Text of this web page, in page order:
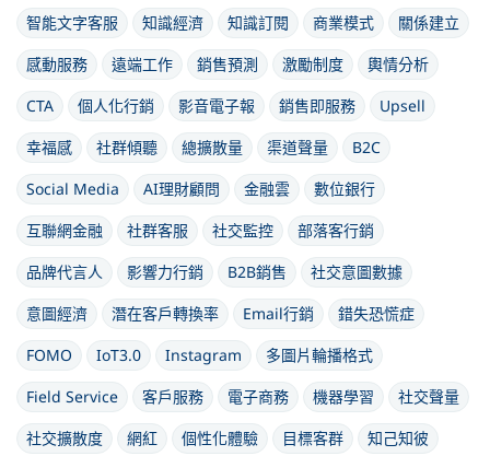
智能文字客服
知識經濟 知識訂閱 商業模式
關係建立
感動服務
遠端工作 銷售預測 激勵制度
輿情分析
CTA
個人化行銷 影音電子報 銷售即服務
Upsell
幸福感
社群傾聽 總擴散量 渠道聲量
B2C
Social Media
AI理財顧問 金融雲
數位銀行
互聯網金融
社群客服 社交監控
部落客行銷
品牌代言人
影響力行銷 B2B銷售
社交意圖數據
意圖經濟
潛在客戶轉換率 Email行銷
錯失恐慌症
FOMO
IoT3.0 Instagram
多圖片輪播格式
Field Service
客戶服務 電子商務 機器學習
社交聲量
社交擴散度
網紅 個性化體驗 目標客群 知己知彼